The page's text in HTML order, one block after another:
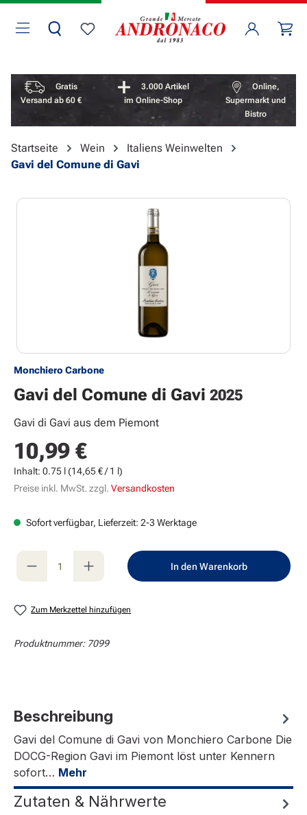
Zum Hauptinhalt springen
Du hast 0 Produkte auf dem Merkzettel
Vorteile überspringen
Gratis
Versand ab 60 €
3.000 Artikel
im Online-Shop
Online,
Supermarkt und
Bistro
Startseite Wein
Italiens Weinwelten
Gavi del Comune di Gavi
Bildergalerie überspringen
Monchiero Carbone
Gavi del Comune di Gavi 2025
Gavi di Gavi aus dem Piemont
Regulärer Preis:
10,99 €
Inhalt: 0.75 l(14,65 € / 1 l)
Preise inkl. MwSt. zzgl. Versandkosten
Sofort verfügbar, Lieferzeit: 2-3 Werktage
Produkt Anzahl: Gib den gewünschten
In den Warenkorb
Zum Merkzettel hinzufügen
Produktnummer: 7099
Beschreibung
Gavi del Comune di Gavi von Monchiero Carbone Die
DOCG-Region Gavi im Piemont löst unter Kennern
sofort… Mehr
Zutaten & Nährwerte